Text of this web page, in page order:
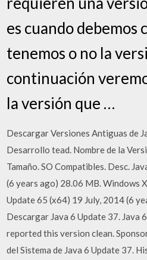
es cuando debemos
tenemos o no la
continuación
la versión que …
Descargar Versiones Antiguas de
Desarrollo tead. Nombre de la
Tamaño. SO Compatibles. Desc.
(6 years ago) 28.06 MB. Windows
Update 65 (x64) 19 July, 2014 (6
Descargar Java 6 Update 37. Java
reported this version clean.
del Sistema de Java 6 Update 37.